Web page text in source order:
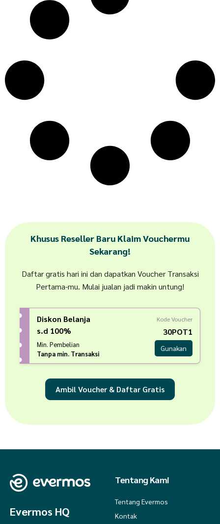
Khusus Reseller Baru Klaim Vouchermu
Sekarang!
Daftar gratis hari ini dan dapatkan Voucher Transaksi
Pertama-mu. Mulai jualan jadi makin untung!
Diskon Belanja
s.d 100%
Min. Pembelian
Tanpa min. Transaksi
Kode Voucher
30POT1
Gunakan
Ambil Voucher & Daftar Gratis
Evermos HQ
Tentang Kami
Tentang Evermos
Kontak